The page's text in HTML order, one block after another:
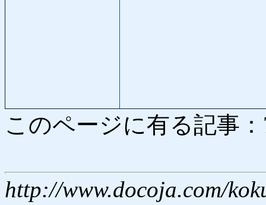
このページに有る記事
http://www.docoja.com/